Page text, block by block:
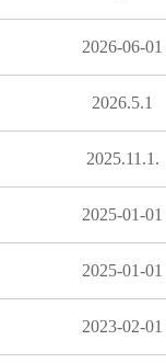
2026-06-01
2026.5.1
2025.11.1.
2025-01-01
2025-01-01
2023-02-01